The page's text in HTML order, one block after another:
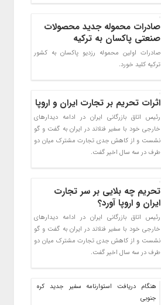
صادرات محموله جدید محصولات
صنعتی پاکسان به ترکیه
صادرات اولين محموله رزديو پاکسان به کشور
تركيه كليد خورد.
اثرات تحریم‌ بر تجارت ایران و اروپا
رئیس اتاق بازرگانی ایران در ادامه دیدارهای
خارجی خود با سفیر فنلاند در ایران به گفت و گو
نشست و از کاهش جدی تجارت مشترک میان دو
طرف در سه سال اخیر گفت.
تحریم‌ چه بلایی بر سر تجارت
ایران و اروپا آورد؟
رئیس اتاق بازرگانی ایران در ادامه دیدارهای
خارجی خود با سفیر فنلاند در ایران به گفت و گو
نشست و از کاهش جدی تجارت مشترک میان دو
طرف در سه سال اخیر گفت.
هنگام دریافت استوارنامه سفیر جدید کره
جنوبی